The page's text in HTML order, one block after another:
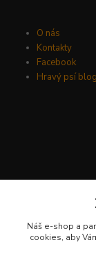
O nás
Kontakty
Facebook
Hravý psí blog
Náš e-shop a
cookies, aby